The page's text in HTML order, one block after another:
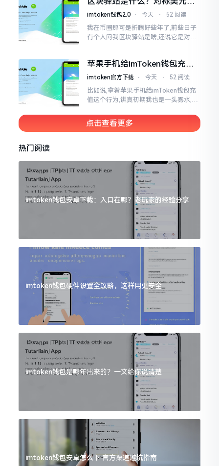
明白
ETH到底咋回事
imtoken钱包2.0 ⋅ 今天 ⋅ 52 阅读
我在币圈那可是折腾好些年了,前些日子
有个人问我区块驿站是啥,还说它是对标
找了些资料
苹果手机给imToken钱包充
值，这几步别搞错
imtoken官方下载 ⋅ 今天 ⋅ 52 阅读
比如说,拿着苹果手机给imToken钱包充
值这个行为,讲真初期我也是一头雾水,搞
制地址便大功告成,然而到了iPhone这儿
点击查看更多
热门阅读
imtoken钱包安卓下载：入口在哪？老玩家的经验分享
imtoken钱包硬件设置全攻略，这样用更安全
imtoken钱包是哪年出来的？一文给你说清楚
imtoken钱包安卓怎么下 官方渠道避坑指南